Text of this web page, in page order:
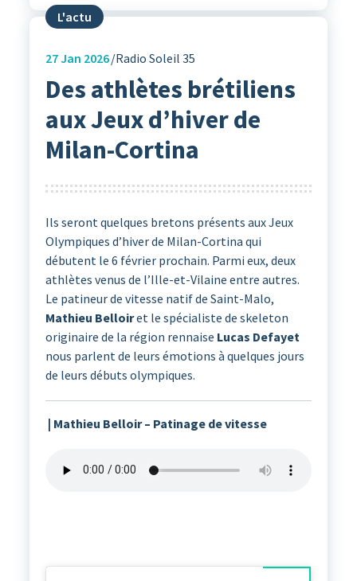
L'actu
27Jan 2026 Radio Soleil 35
Des athlètes brétiliens
aux Jeux d’hiver de
Milan-Cortina
Ils seront quelques bretons présents aux Jeux
Olympiques d’hiver de Milan-Cortina qui
débutent le 6 février prochain. Parmi eux, deux
athlètes venus de l’Ille-et-Vilaine entre autres.
Le patineur de vitesse natif de Saint-Malo,
Mathieu Belloiret le spécialiste de skeleton
originaire de la région rennaise Lucas Defayet
nous parlent de leurs émotions à quelques jours
de leurs débuts olympiques.
| Mathieu Belloir – Patinage de vitesse